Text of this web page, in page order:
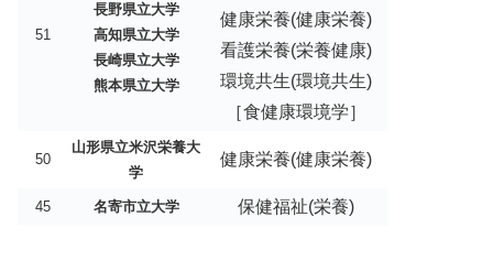
51
長野県立大学
高知県立大学
長崎県立大学
熊本県立大学
健康栄養(健康栄養)
看護栄養(栄養健康)
環境共生(環境共生)
［食健康環境学］
50
山形県立米沢栄養大
学
健康栄養(健康栄養)
45 名寄市立大学 保健福祉(栄養)